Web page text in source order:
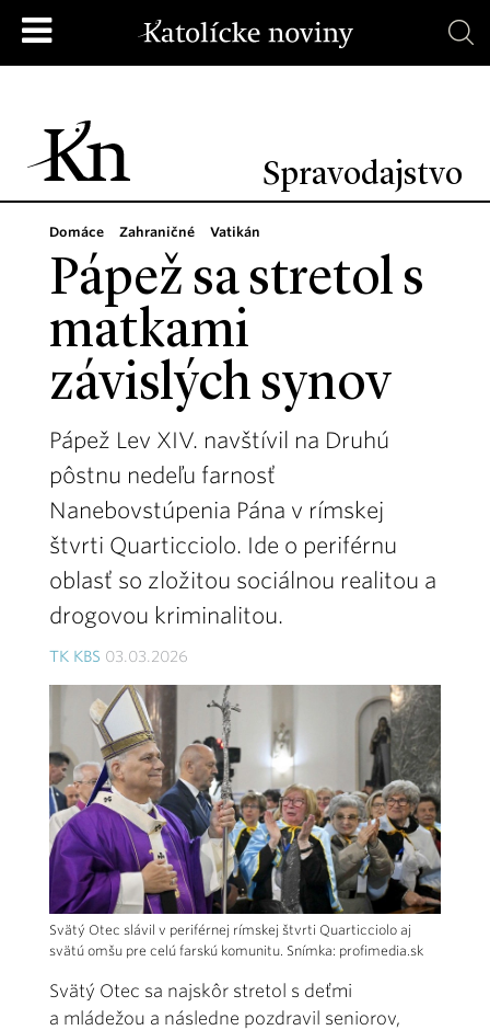
Spravodajstvo
Domáce Zahraničné Vatikán
Pápež sa stretol s
matkami
závislých synov
Pápež Lev XIV. navštívil na Druhú
pôstnu nedeľu farnosť
Nanebovstúpenia Pána v rímskej
štvrti Quarticciolo. Ide o periférnu
oblasť so zložitou sociálnou realitou a
drogovou kriminalitou.
TK KBS 03.03.2026
Svätý Otec slávil v periférnej rímskej štvrti Quarticciolo aj
svätú omšu pre celú farskú komunitu. Snímka: profimedia.sk
Svätý Otec sa najskôr stretol s deťmi
a mládežou a následne pozdravil seniorov,